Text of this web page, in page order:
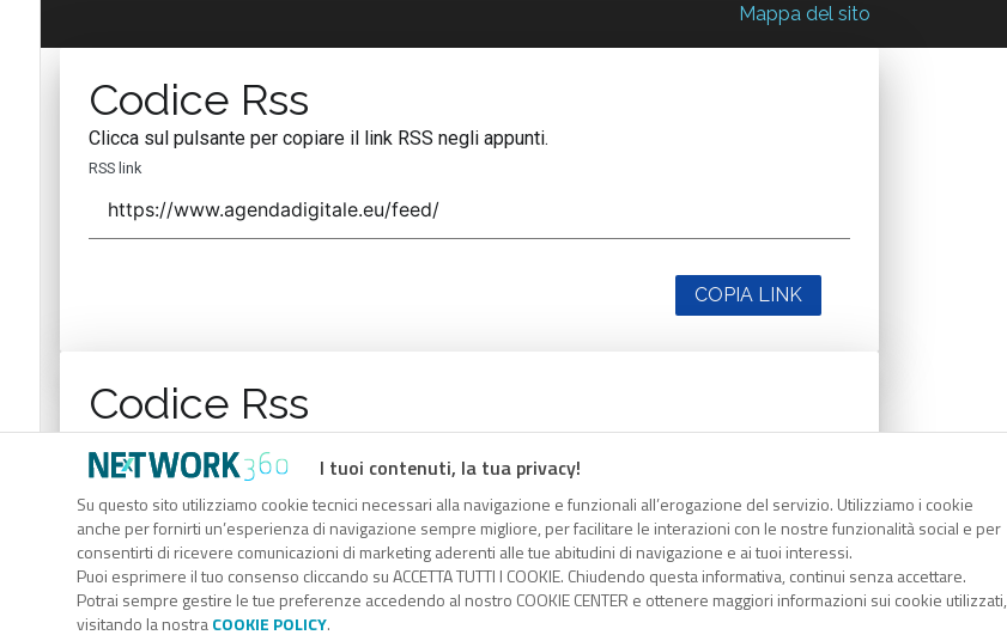
I tuoi contenuti, la tua privacy!
Su questo sito utilizziamo cookie tecnici necessari alla navigazione e funzionali all’erogazione del servizio. Utilizziamo i cookie
anche per fornirti un’esperienza di navigazione sempre migliore, per facilitare le interazioni con le nostre funzionalità social e per
consentirti di ricevere comunicazioni di marketing aderenti alle tue abitudini di navigazione e ai tuoi interessi.
Puoi esprimere il tuo consenso cliccando su ACCETTA TUTTI I COOKIE. Chiudendo questa informativa, continui senza accettare.
Potrai sempre gestire le tue preferenze accedendo al nostro COOKIE CENTER e ottenere maggiori informazioni sui cookie utilizzati,
visitando la nostraCOOKIE POLICY.
Mappa del sito
Codice Rss
Clicca sul pulsante per copiare il link RSS negli appunti.
RSS link
COPIA LINK
Codice Rss
RSS link
COPIA LINK